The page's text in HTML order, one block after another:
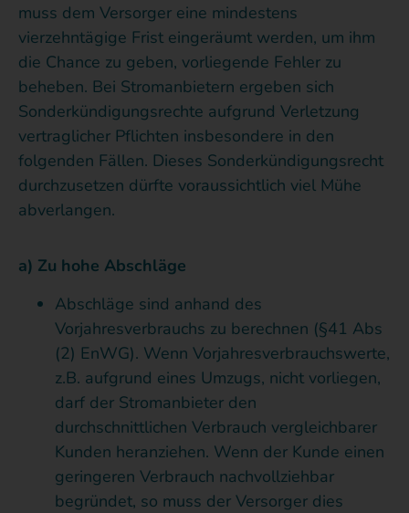
muss dem Versorger eine mindestens
vierzehntägige Frist eingeräumt werden, um ihm
die Chance zu geben, vorliegende Fehler zu
beheben. Bei Stromanbietern ergeben sich
Sonderkündigungsrechte aufgrund Verletzung
vertraglicher Pflichten insbesondere in den
folgenden Fällen. Dieses Sonderkündigungsrecht
durchzusetzen dürfte voraussichtlich viel Mühe
abverlangen.
a) Zu hohe Abschläge
Abschläge sind anhand des
Vorjahresverbrauchs zu berechnen (§41 Abs
(2) EnWG). Wenn Vorjahresverbrauchswerte,
z.B. aufgrund eines Umzugs, nicht vorliegen,
darf der Stromanbieter den
durchschnittlichen Verbrauch vergleichbarer
Kunden heranziehen. Wenn der Kunde einen
geringeren Verbrauch nachvollziehbar
begründet, so muss der Versorger dies